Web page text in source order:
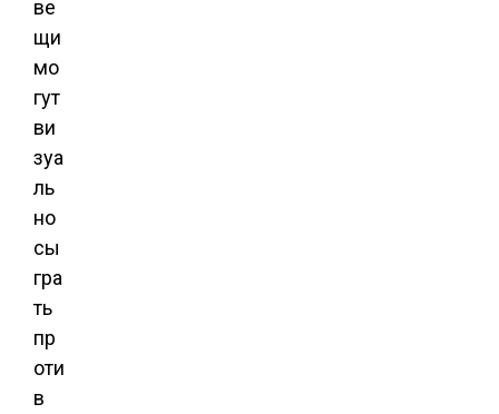
ве
щи
мо
гут
ви
зуа
ль
но
сы
гра
ть
пр
оти
в